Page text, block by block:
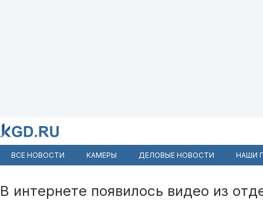
ВСЕ НОВОСТИ КАМЕРЫ ДЕЛОВЫЕ НОВОСТИ НАШИ
В интернете появилось видео из